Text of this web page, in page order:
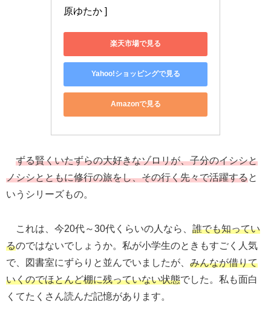
原ゆたか ]
楽天市場で見る
Yahoo!ショッピングで見る
Amazonで見る
ずる賢くいたずらの大好きなゾロリが、子分のイシシと
ノシシとともに修行の旅をし、その行く先々で活躍すると
いうシリーズもの。
これは、今20代～30代くらいの人なら、 誰でも知ってい
るのではないでしょうか。私が小学生のときもすごく人気
で、図書室にずらりと並んでいましたが、 みんなが借りて
いくのでほとんど棚に残っていない状態でした。私も面白
くてたくさん読んだ記憶があります。